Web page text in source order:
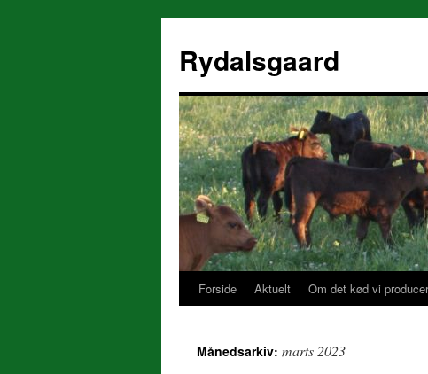
Rydalsgaard
Hop
indhold
Forside Aktuelt Om det kød vi
Månedsarkiv: marts 2023